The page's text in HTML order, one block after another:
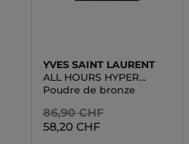
YVES SAINT LAURENT
ALL HOURS HYPER
BRONZE
Poudre de bronze
86,90 CHF
58,20 CHF